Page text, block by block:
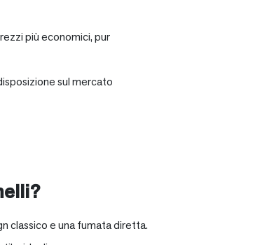
più economici, pur
sul mercato
classico e una fumata diretta.